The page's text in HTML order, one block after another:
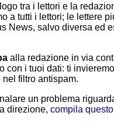
tra i lettori e la
a tutti i lettori; le lettere
News, salvo diversa ed
alla redazione in via
con i tuoi dati: ti
filtro antispam.
un problema
direzione, compila